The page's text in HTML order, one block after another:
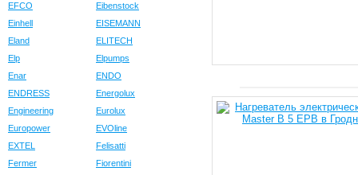
EFCO
Eibenstock
Einhell
EISEMANN
Eland
ELITECH
Elp
Elpumps
Enar
ENDO
ENDRESS
Energolux
Engineering
Eurolux
Europower
EVOline
EXTEL
Felisatti
Fermer
Fiorentini